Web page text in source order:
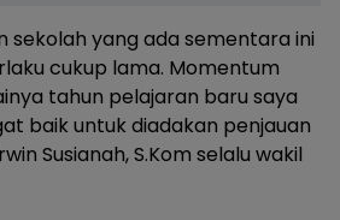
sekolah yang ada sementara ini
cukup lama. Momentum
tahun pelajaran baru saya
baik untuk diadakan penjauan
Susianah, S.Kom selalu wakil